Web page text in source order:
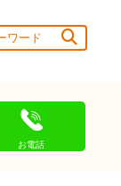
お電話